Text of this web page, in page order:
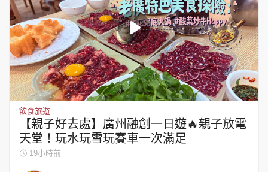
頭條日報 星島環球 The Standard
親子王 Oh!爸媽 JobMarket
頭條搵工
飲食旅遊
【親子好去處】廣州融創一日遊🔥親子放電
天堂！玩水玩雪玩賽車一次滿足
19小時前